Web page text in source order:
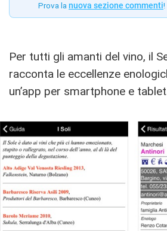
Prova la nuova sezione commenti!
Per tutti gli amanti del vino, il
racconta le eccellenze
un’app per smartphone e